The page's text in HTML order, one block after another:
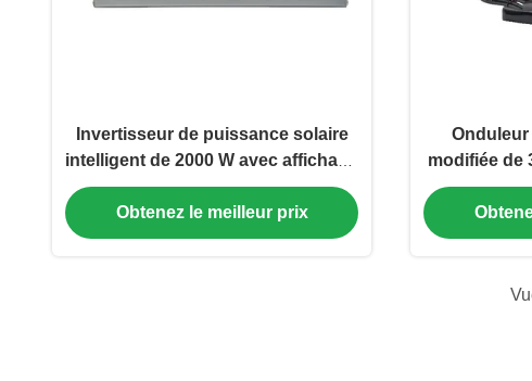
Invertisseur de puissance solaire
intelligent de 2000 W avec affichage
LED et contrôle MCU intelligent DC
12V à AC 220V
Obtenez le meilleur prix
modifiée de
crête DC
multiples